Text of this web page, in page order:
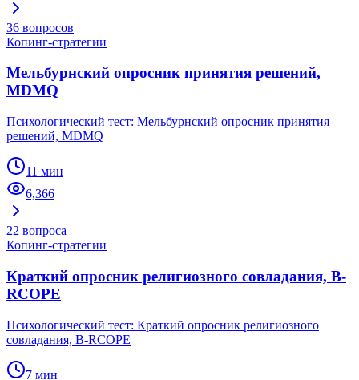
36 вопросов
Копинг-стратегии
Мельбурнский опросник принятия решений,
MDMQ
Психологический тест: Мельбурнский опросник принятия
решений, MDMQ
11 мин
6,366
22 вопроса
Копинг-стратегии
Краткий опросник религиозного совладания, B-
RCOPE
Психологический тест: Краткий опросник религиозного
совладания, B-RCOPE
7 мин